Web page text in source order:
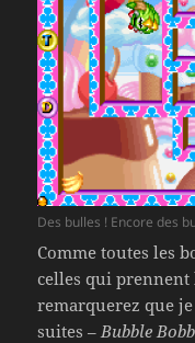
Des bulles ! Encore des
Comme toutes les
celles qui prennent
remarquerez que je
suites –Bubble